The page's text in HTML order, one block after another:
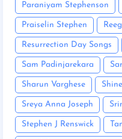
Paraniyam Stephenson
Praiselin Stephen
Resurrection Day Songs
Sam Padinjarekara
Sharun Varghese
Sreya Anna Joseph
Stephen J Renswick